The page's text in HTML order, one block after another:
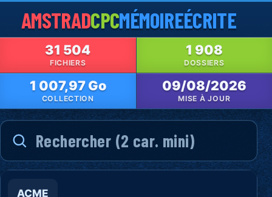
AMSTRADCPCMÉMOIREÉCRITE
31 504
FICHIERS
1 908
DOSSIERS
1 007,97 Go
COLLECTION
09/08/2026
MISE À JOUR
ACME